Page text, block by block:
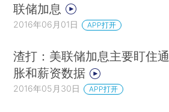
联储加息
2016年06月01日 APP打开
渣打：美联储加息主要盯住通
胀和薪资数据
2016年05月30日 APP打开